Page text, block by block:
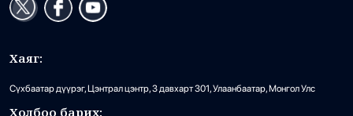
Хаяг:
Сүхбаатар дүүрэг, Цэнтрал цэнтр, 3 давхарт 301, Улаанбаатар, Монгол Улс
Холбоо барих: